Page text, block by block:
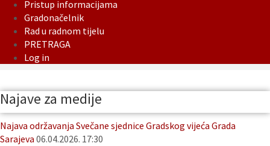
Pristup informacijama
Gradonačelnik
Rad u radnom tijelu
PRETRAGA
Log in
Najave za medije
Najava održavanja Svečane sjednice Gradskog vijeća Grada
Sarajeva 06.04.2026. 17:30